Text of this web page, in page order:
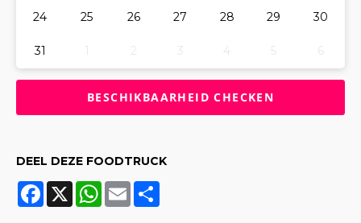
24 25 26 27 28 29 30
31
DEEL DEZE FOODTRUCK
Facebook
X WhatsApp
Email